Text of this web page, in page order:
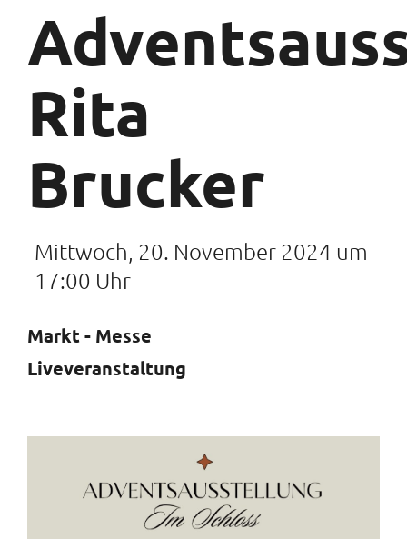
Rita
Brucker
Mittwoch, 20. November 2024 um
17:00 Uhr
Markt - Messe
Liveveranstaltung